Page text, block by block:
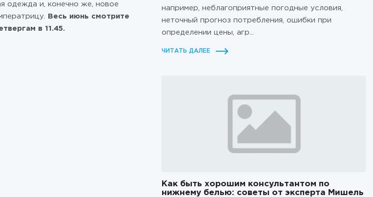
одежда и, конечно же, новое
Весь июнь смотрите
в 11.45.
например, неблагоприятные погодные условия,
неточный прогноз потребления, ошибки при
определении цены, агр...
ЧИТАТЬ ДАЛЕЕ
Как быть хорошим консультантом по
нижнему белью: советы от эксперта Мишель